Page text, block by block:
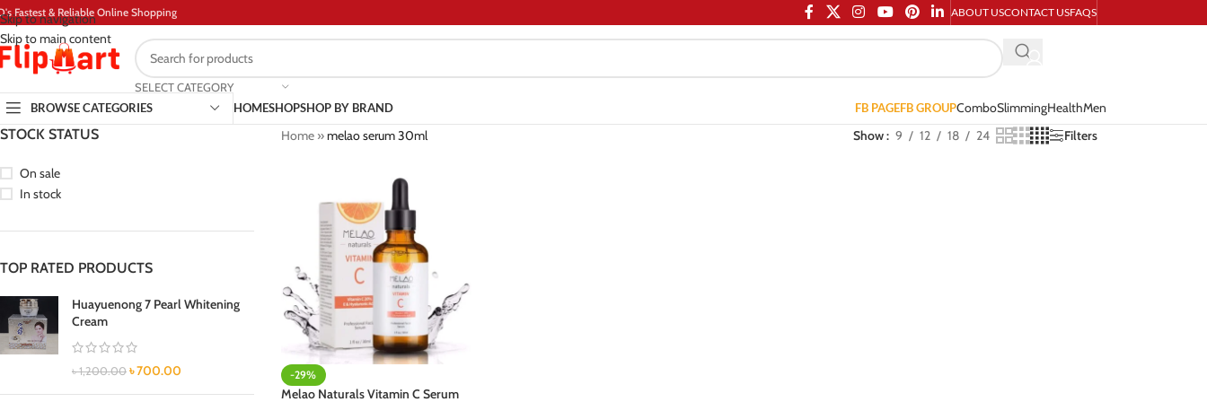
Skip to navigation
Skip to main content
Fastest & Reliable Online Shopping ABOUT USCONTACT USFAQS
SELECT CATEGORY
BROWSE CATEGORIES
HOMESHOPSHOP BY BRAND FB PAGEFB GROUPComboSlimmingHealthMen
STOCK STATUS
On sale
In stock
TOP RATED PRODUCTS
Huayuenong 7 Pearl Whitening
Cream
৳1,200.00 ৳700.00
Home»melao serum 30ml Show 9 12 18 24 Filters
-29%
Melao Naturals Vitamin C Serum